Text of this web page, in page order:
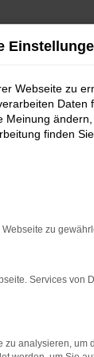
sind.
dass
Webseite zu
finden
zu
Services von
analysieren,